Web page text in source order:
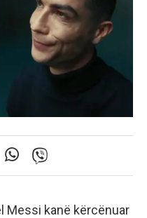
Messi kanë kërcënuar